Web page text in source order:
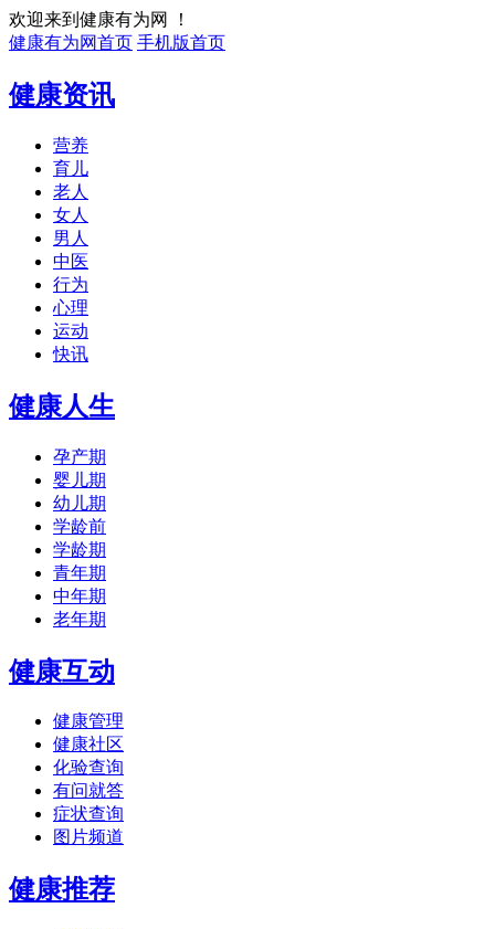
欢迎来到健康有为网 ！
健康有为网首页 手机版首页
健康资讯
营养
育儿
老人
女人
男人
中医
行为
心理
运动
快讯
健康人生
孕产期
婴儿期
幼儿期
学龄前
学龄期
青年期
中年期
老年期
健康互动
健康管理
健康社区
化验查询
有问就答
症状查询
图片频道
健康推荐